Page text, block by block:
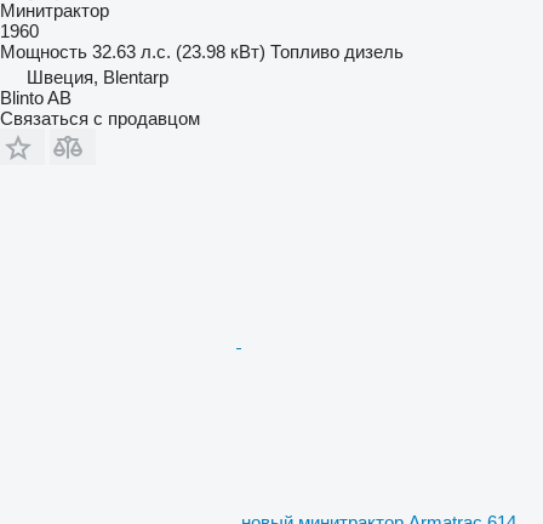
Минитрактор
1960
Мощность 32.63 л.с. (23.98 кВт) Топливо дизель
Швеция, Blentarp
Blinto AB
Связаться с продавцом